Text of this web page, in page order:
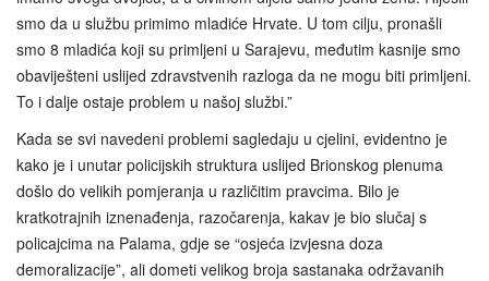
smo da u službu primimo mladiće Hrvate. U tom cilju, pronašli
smo 8 mladića koji su primljeni u Sarajevu, međutim kasnije smo
obaviješteni uslijed zdravstvenih razloga da ne mogu biti primljeni.
To i dalje ostaje problem u našoj službi.”
Kada se svi navedeni problemi sagledaju u cjelini, evidentno je
kako je i unutar policijskih struktura uslijed Brionskog plenuma
došlo do velikih pomjeranja u različitim pravcima. Bilo je
kratkotrajnih iznenađenja, razočarenja, kakav je bio slučaj s
policajcima na Palama, gdje se “osjeća izvjesna doza
demoralizacije”, ali dometi velikog broja sastanaka održavanih